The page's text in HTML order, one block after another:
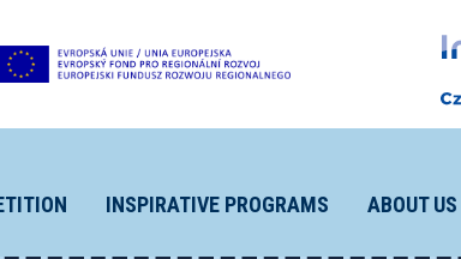
INSPIRATIVE PROGRAMS ABOUT US